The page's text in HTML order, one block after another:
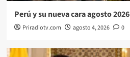
Perú y su nueva cara agosto 2026
Priradiotv.com agosto 4, 2026 0